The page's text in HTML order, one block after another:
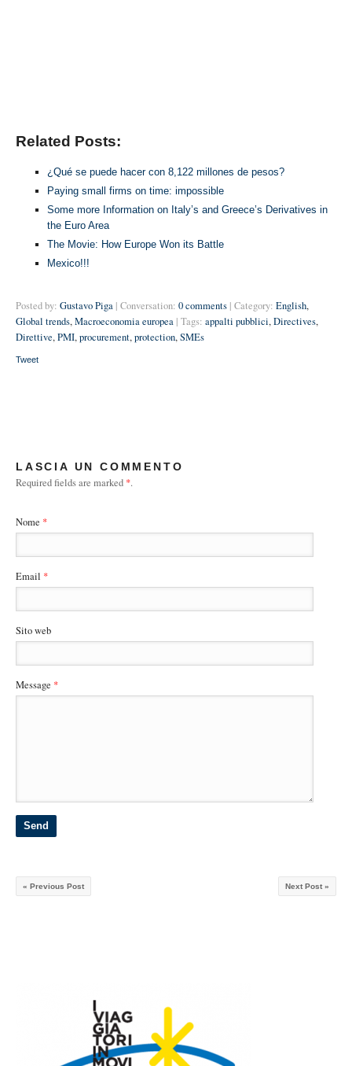
Related Posts:
¿Qué se puede hacer con 8,122 millones de pesos?
Paying small firms on time: impossible
Some more Information on Italy’s and Greece’s Derivatives in
the Euro Area
The Movie: How Europe Won its Battle
Mexico!!!
Posted by: Gustavo Piga | Conversation: 0 comments | Category: English,
Global trends,Macroeconomia europea | Tags: appalti pubblici,Directives,
Direttive,PMI,procurement,protection,SMEs
Tweet
LASCIA UN COMMENTO
Required fields are marked *.
Nome *
Email *
Sito web
Message *
Next Post »
« Previous Post